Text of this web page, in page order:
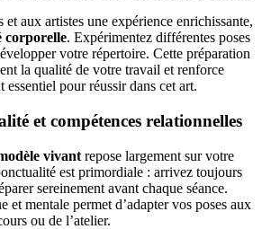
aux artistes une expérience enrichissante,
corporelle. Expérimentez différentes poses
votre répertoire. Cette préparation
la qualité de votre travail et renforce
pour réussir dans cet art.
et compétences relationnelles
vivant repose largement sur votre
est primordiale : arrivez toujours
sereinement avant chaque séance.
mentale permet d’adapter vos poses aux
ou de l’atelier.